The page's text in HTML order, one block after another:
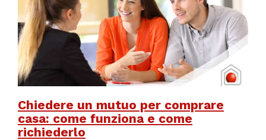
Chiedere un mutuo per comprare
casa: come funziona e come
richiederlo